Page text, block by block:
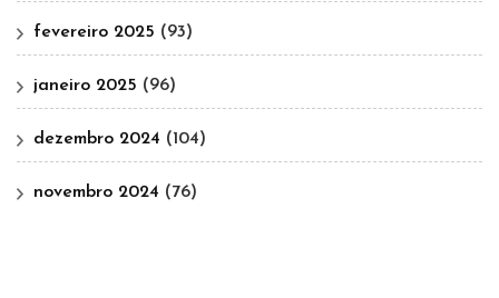
fevereiro 2025 (93)
janeiro 2025 (96)
dezembro 2024 (104)
novembro 2024 (76)